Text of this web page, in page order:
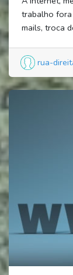
trabalho fora
mails, troca
rua-